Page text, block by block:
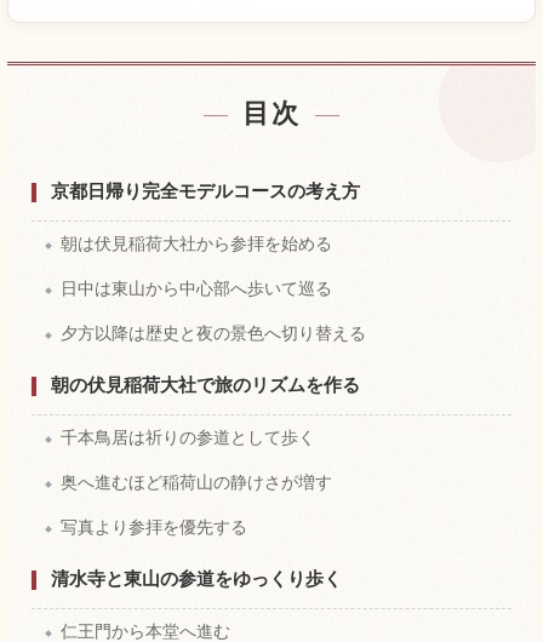
宿を探す
体験を探す↗
目次
京都日帰り完全モデルコースの考え方
朝は伏見稲荷大社から参拝を始める
日中は東山から中心部へ歩いて巡る
夕方以降は歴史と夜の景色へ切り替える
朝の伏見稲荷大社で旅のリズムを作る
千本鳥居は祈りの参道として歩く
奥へ進むほど稲荷山の静けさが増す
写真より参拝を優先する
清水寺と東山の参道をゆっくり歩く
仁王門から本堂へ進む